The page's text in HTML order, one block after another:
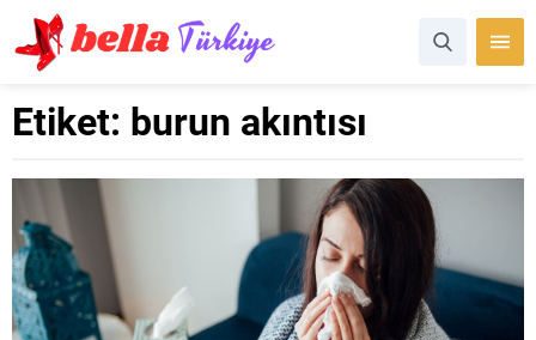
Etiket: burun akıntısı